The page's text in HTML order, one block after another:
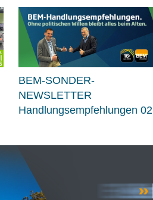
BEM-SONDER-
NEWSLETTER
Handlungsempfehlungen 02